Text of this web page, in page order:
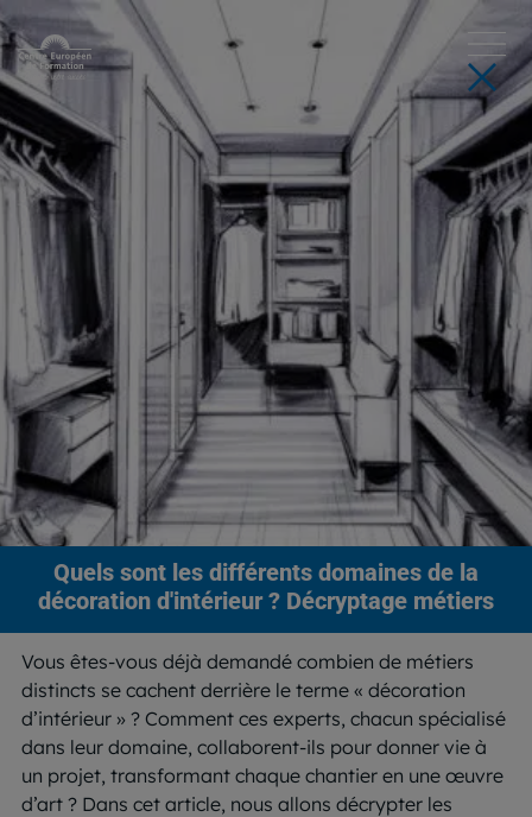
Quels sont les différents domaines de la
décoration d'intérieur ? Décryptage métiers
Vous êtes-vous déjà demandé combien de métiers
distincts se cachent derrière le terme « décoration
d’intérieur » ? Comment ces experts, chacun spécialisé
dans leur domaine, collaborent-ils pour donner vie à
un projet, transformant chaque chantier en une œuvre
d’art ? Dans cet article, nous allons décrypter les